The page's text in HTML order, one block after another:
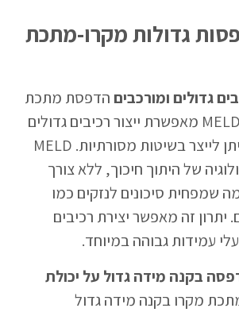
גדולות מקרו-מתכת
גדולים ומורכבים הדפסת מתכת
מקרו באמצעות MELD מאפשרת ייצור רכיבים גדולים
ומורכבים שלא ניתן לייצר בשיטות מסורתיות. MELD
של היתוך חיכוך, ללא צורך
שמפחית סיכונים לנזקים כמו
יתרון זה מאפשר יצירת רכיבים
עמידות גבוהה במיוחד.
בקנה מידה גדול על יכולת
מקרו בקנה מידה גדול